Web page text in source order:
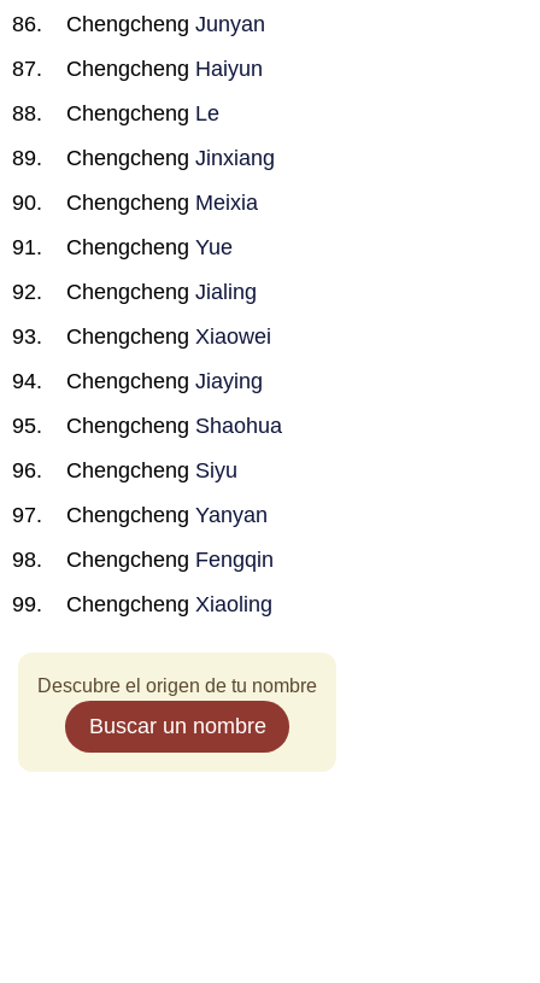
Chengcheng Junyan
Chengcheng Haiyun
Chengcheng Le
Chengcheng Jinxiang
Chengcheng Meixia
Chengcheng Yue
Chengcheng Jialing
Chengcheng Xiaowei
Chengcheng Jiaying
Chengcheng Shaohua
Chengcheng Siyu
Chengcheng Yanyan
Chengcheng Fengqin
Chengcheng Xiaoling
Descubre el origen de tu nombre
Buscar un nombre